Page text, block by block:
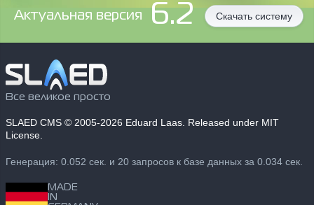
Aктуальная версия 6.2 Скачать систему
Все великое просто
SLAED CMS © 2005-2026 Eduard Laas. Released under MIT
License.
Генерация: 0.052 сек. и 20 запросов к базе данных за 0.034 сек.
MADE
IN